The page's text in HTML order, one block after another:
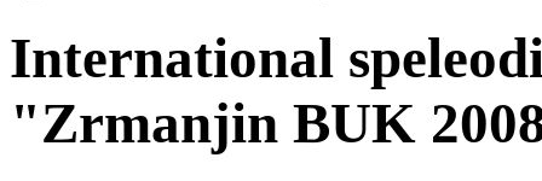
International
"Zrmanjin BUK